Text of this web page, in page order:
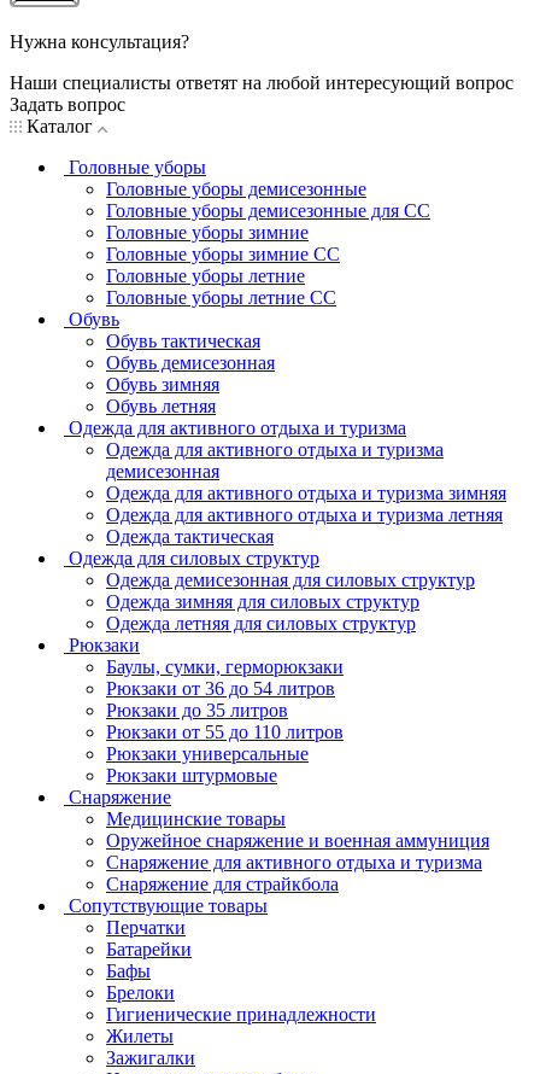
Нужна консультация?
Наши специалисты ответят на любой интересующий вопрос
Задать вопрос
Каталог
Головные уборы
Головные уборы демисезонные
Головные уборы демисезонные для СС
Головные уборы зимние
Головные уборы зимние СС
Головные уборы летние
Головные уборы летние СС
Обувь
Обувь тактическая
Обувь демисезонная
Обувь зимняя
Обувь летняя
Одежда для активного отдыха и туризма
Одежда для активного отдыха и туризма
демисезонная
Одежда для активного отдыха и туризма зимняя
Одежда для активного отдыха и туризма летняя
Одежда тактическая
Одежда для силовых структур
Одежда демисезонная для силовых структур
Одежда зимняя для силовых структур
Одежда летняя для силовых структур
Рюкзаки
Баулы, сумки, герморюкзаки
Рюкзаки от 36 до 54 литров
Рюкзаки до 35 литров
Рюкзаки от 55 до 110 литров
Рюкзаки универсальные
Рюкзаки штурмовые
Снаряжение
Медицинские товары
Оружейное снаряжение и военная аммуниция
Снаряжение для активного отдыха и туризма
Снаряжение для страйкбола
Сопутствующие товары
Перчатки
Батарейки
Бафы
Брелоки
Гигиенические принадлежности
Жилеты
Зажигалки